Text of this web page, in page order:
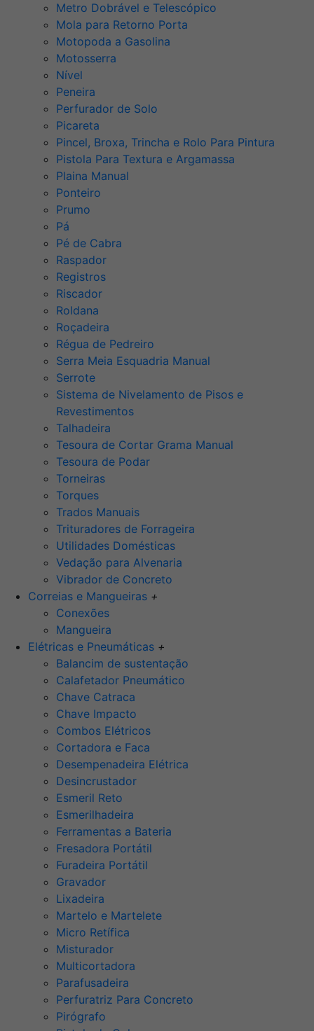
Metro Dobrável e Telescópico
Mola para Retorno Porta
Motopoda a Gasolina
Motosserra
Nível
Peneira
Perfurador de Solo
Picareta
Pincel, Broxa, Trincha e Rolo Para Pintura
Pistola Para Textura e Argamassa
Plaina Manual
Ponteiro
Prumo
Pá
Pé de Cabra
Raspador
Registros
Riscador
Roldana
Roçadeira
Régua de Pedreiro
Serra Meia Esquadria Manual
Serrote
Sistema de Nivelamento de Pisos e
Revestimentos
Talhadeira
Tesoura de Cortar Grama Manual
Tesoura de Podar
Torneiras
Torques
Trados Manuais
Trituradores de Forrageira
Utilidades Domésticas
Vedação para Alvenaria
Vibrador de Concreto
Correias e Mangueiras +
Conexões
Mangueira
Elétricas e Pneumáticas +
Balancim de sustentação
Calafetador Pneumático
Chave Catraca
Chave Impacto
Combos Elétricos
Cortadora e Faca
Desempenadeira Elétrica
Desincrustador
Esmeril Reto
Esmerilhadeira
Ferramentas a Bateria
Fresadora Portátil
Furadeira Portátil
Gravador
Lixadeira
Martelo e Martelete
Micro Retífica
Misturador
Multicortadora
Parafusadeira
Perfuratriz Para Concreto
Pirógrafo